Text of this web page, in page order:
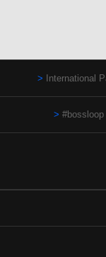
International
#bossloop